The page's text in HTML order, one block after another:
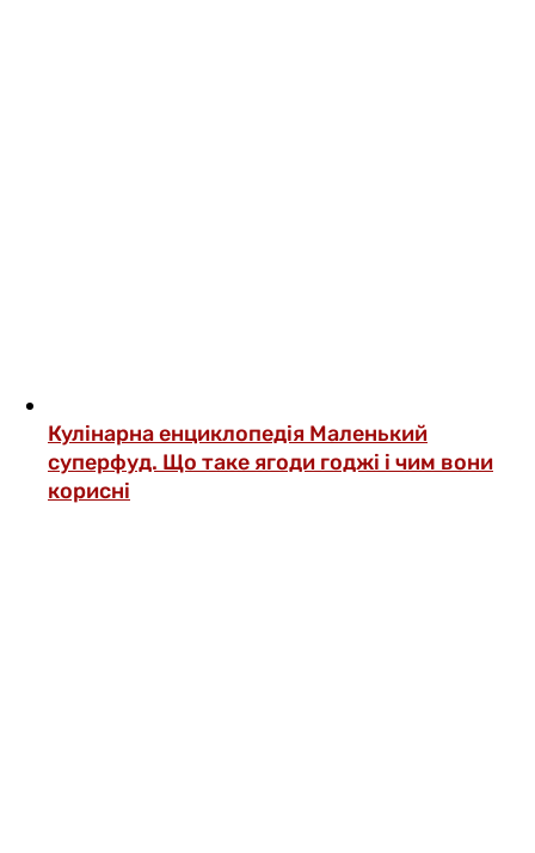
Кулінарна енциклопедія Маленький
суперфуд. Що таке ягоди годжі і чим вони
корисні